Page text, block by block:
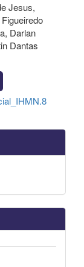
Jesus,
Darlan
Dantas